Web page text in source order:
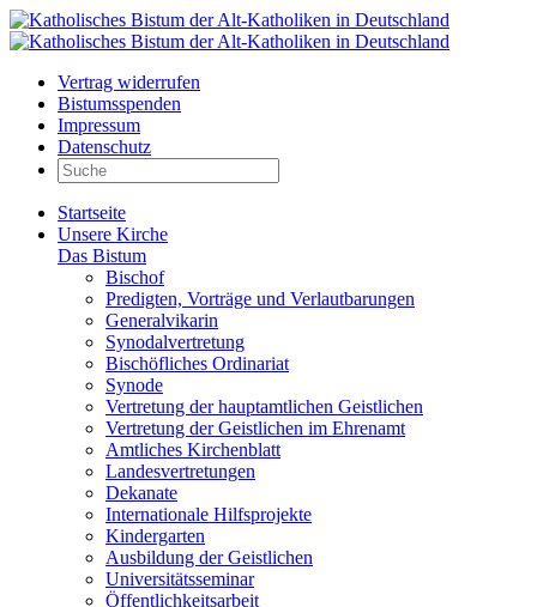
Vertrag widerrufen
Bistumsspenden
Impressum
Datenschutz
Startseite
Unsere Kirche
Das Bistum
Bischof
Predigten, Vorträge und Verlautbarungen
Generalvikarin
Synodalvertretung
Bischöfliches Ordinariat
Synode
Vertretung der hauptamtlichen Geistlichen
Vertretung der Geistlichen im Ehrenamt
Amtliches Kirchenblatt
Landesvertretungen
Dekanate
Internationale Hilfsprojekte
Kindergarten
Ausbildung der Geistlichen
Universitätsseminar
Öffentlichkeitsarbeit